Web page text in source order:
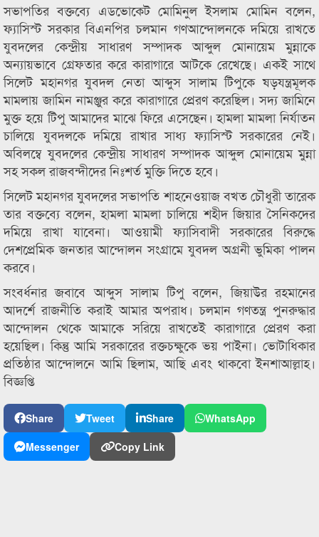
সভাপতির বক্তব্যে এডভোকেট মোমিনুল ইসলাম মোমিন বলেন,
ফ্যাসিস্ট সরকার বিএনপির চলমান গণআন্দোলনকে দমিয়ে রাখতে
যুবদলের কেন্দ্রীয় সাধারণ সম্পাদক আব্দুল মোনায়েম মুন্নাকে
অন্যায়ভাবে গ্রেফতার করে কারাগারে আটকে রেখেছে। একই সাথে
সিলেট মহানগর যুবদল নেতা আব্দুস সালাম টিপুকে ষড়যন্ত্রমূলক
মামলায় জামিন নামঞ্জুর করে কারাগারে প্রেরণ করেছিল। সদ্য জামিনে
মুক্ত হয়ে টিপু আমাদের মাঝে ফিরে এসেছেন। হামলা মামলা নির্যাতন
চালিয়ে যুবদলকে দমিয়ে রাখার সাধ্য ফ্যাসিস্ট সরকারের নেই।
অবিলম্বে যুবদলের কেন্দ্রীয় সাধারণ সম্পাদক আব্দুল মোনায়েম মুন্না
সহ সকল রাজবন্দীদের নিঃশর্ত মুক্তি দিতে হবে।
সিলেট মহানগর যুবদলের সভাপতি শাহনেওয়াজ বখত চৌধুরী তারেক
তার বক্তব্যে বলেন, হামলা মামলা চালিয়ে শহীদ জিয়ার সৈনিকদের
দমিয়ে রাখা যাবেনা। আওয়ামী ফ্যাসিবাদী সরকারের বিরুদ্ধে
দেশপ্রেমিক জনতার আন্দোলন সংগ্রামে যুবদল অগ্রনী ভুমিকা পালন
করবে।
সংবর্ধনার জবাবে আব্দুস সালাম টিপু বলেন, জিয়াউর রহমানের
আদর্শে রাজনীতি করাই আমার অপরাধ। চলমান গণতন্ত্র পুনরুদ্ধার
আন্দোলন থেকে আমাকে সরিয়ে রাখতেই কারাগারে প্রেরণ করা
হয়েছিল। কিন্তু আমি সরকারের রক্তচক্ষুকে ভয় পাইনা। ভোটাধিকার
প্রতিষ্ঠার আন্দোলনে আমি ছিলাম, আছি এবং থাকবো ইনশাআল্লাহ।
বিজ্ঞপ্তি
Share Tweet Share
WhatsApp
Messenger
Copy Link